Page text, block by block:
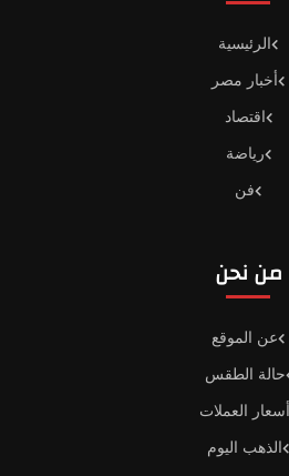
الرئيسية
أخبار مصر
اقتصاد
رياضة
فن
من نحن
عن الموقع
حالة الطقس
أسعار العملات
الذهب اليوم